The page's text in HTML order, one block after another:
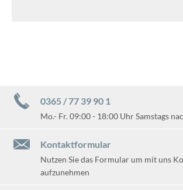
0365 / 77 39 90 1
Mo.- Fr. 09:00 - 18:00 Uhr Samstags
Kontaktformular
Nutzen Sie das Formular um mit uns
aufzunehmen